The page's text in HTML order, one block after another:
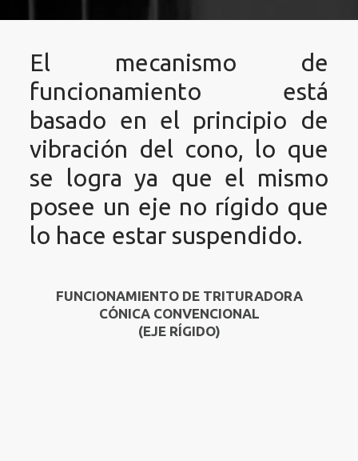
El mecanismo de
funcionamiento está
basado en el principio de
vibración del cono, lo que
se logra ya que el mismo
posee un eje no rígido que
lo hace estar suspendido.
FUNCIONAMIENTO DE TRITURADORA
CÓNICA CONVENCIONAL
(EJE RÍGIDO)